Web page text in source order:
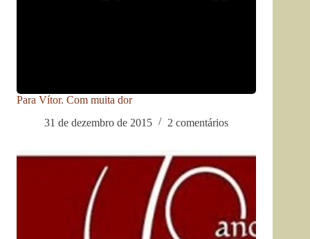
Para Vítor. Com muita dor
31 de dezembro de 2015
2 comentários